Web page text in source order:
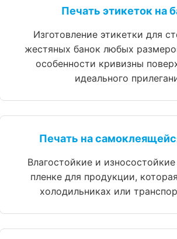
Печать этикеток на
Изготовление этикетки для
жестяных банок любых
особенности кривизны
идеального
Печать на
Влагостойкие и
пленке для продукции,
холодильниках или